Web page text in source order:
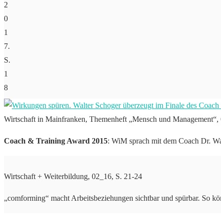
2
0
1
7.
S.
1
8
Wirtschaft in Mainfranken, Themenheft „Mensch und
Coach & Training Award 2015: WiM sprach mit dem Coach Dr.
Wirtschaft + Weiterbildung, 02_16, S. 21-24
„comforming“ macht Arbeitsbeziehungen sichtbar und spürbar. So